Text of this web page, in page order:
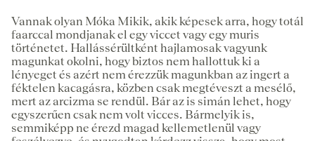
Vannak olyan Móka Mikik, akik képesek arra, hogy totál
faarccal mondjanak el egy viccet vagy egy muris
történetet. Hallássérültként hajlamosak vagyunk
magunkat okolni, hogy biztos nem hallottuk ki a
lényeget és azért nem érezzük magunkban az ingert a
féktelen kacagásra, közben csak megtéveszt a mesélő,
mert az arcizma se rendül. Bár az is simán lehet, hogy
egyszerűen csak nem volt vicces. Bármelyik is,
semmiképp ne érezd magad kellemetlenül vagy